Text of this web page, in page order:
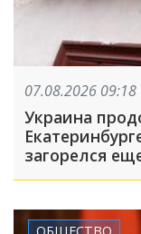
07.08.2026 09:18
Украина
загорелся
ОБЩЕСТВО